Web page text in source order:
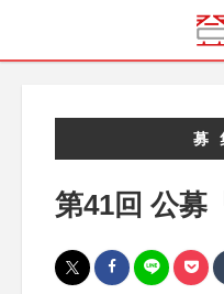
募
第41回 公募